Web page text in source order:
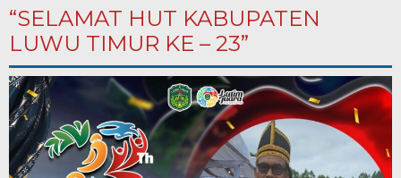
“SELAMAT HUT KABUPATEN
LUWU TIMUR KE – 23”